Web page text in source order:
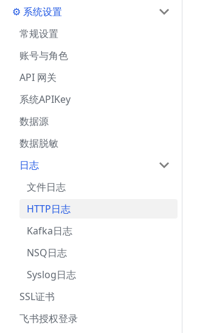
⚙️ 系统设置
常规设置
账号与角色
API 网关
系统APIKey
数据源
数据脱敏
日志
文件日志
HTTP日志
Kafka日志
NSQ日志
Syslog日志
SSL证书
飞书授权登录